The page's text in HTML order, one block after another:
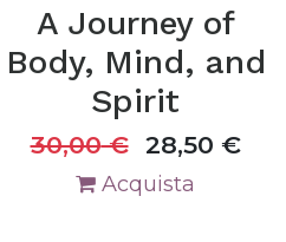
A Journey of
Body, Mind, and
Spirit
30,00€ 28,50 €
Acquista